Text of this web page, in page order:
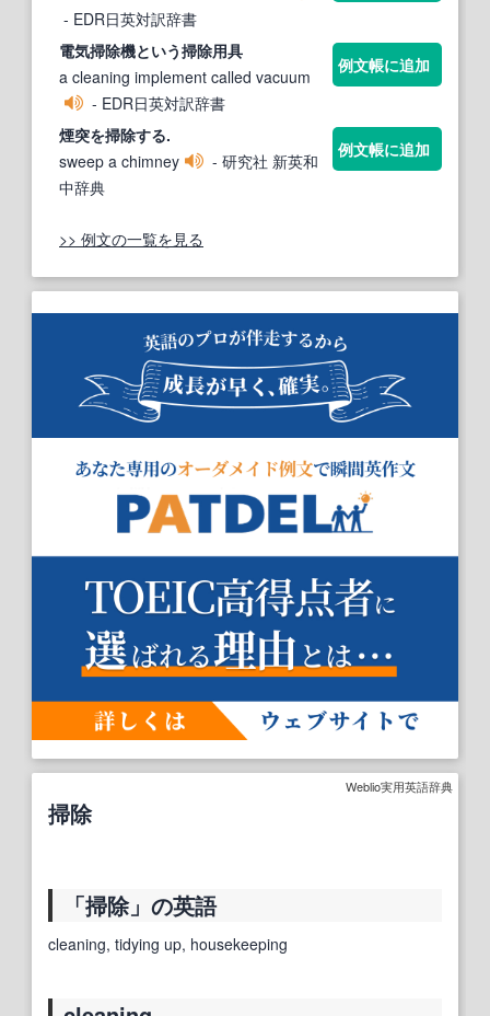
- EDR日英対訳辞書
電気掃除機という掃除用具
a cleaning implement called vacuum
- EDR日英対訳辞書
例文帳に追加
煙突を掃除する.
sweep a chimney
- 研究社 新英和
中辞典
例文帳に追加
>> 例文の一覧を見る
Weblio実用英語辞典
掃除
「掃除」の英語
cleaning, tidying up, housekeeping